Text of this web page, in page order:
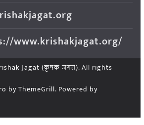
www.krishakjagat.org/
Jagat (कृषक जगत). All rights
by ThemeGrill. Powered by